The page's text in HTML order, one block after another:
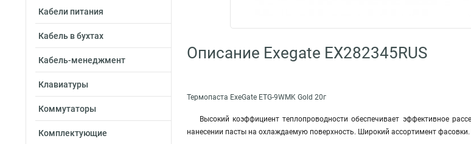
Кабели питания
Кабель в бухтах
Кабель-менеджмент
Клавиатуры
Коммутаторы
Комплектующие
Описание Exegate EX282345RUS
Термопаста ExeGate ETG-9WMK Gold 20г
Высокий коэффициент теплопроводности обеспечивает эффективное
нанесении пасты на охлаждаемую поверхность. Широкий ассортимент